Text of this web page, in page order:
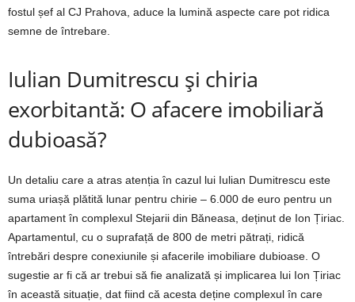
fostul șef al CJ Prahova, aduce la lumină aspecte care pot ridica
semne de întrebare.
Iulian Dumitrescu și chiria
exorbitantă: O afacere imobiliară
dubioasă?
Un detaliu care a atras atenția în cazul lui Iulian Dumitrescu este
suma uriașă plătită lunar pentru chirie – 6.000 de euro pentru un
apartament în complexul Stejarii din Băneasa, deținut de Ion Țiriac.
Apartamentul, cu o suprafață de 800 de metri pătrați, ridică
întrebări despre conexiunile și afacerile imobiliare dubioase. O
sugestie ar fi că ar trebui să fie analizată și implicarea lui Ion Țiriac
în această situație, dat fiind că acesta deține complexul în care